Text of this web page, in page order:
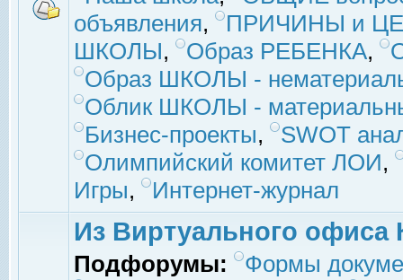
объявления,
ПРИЧИНЫ и
ШКОЛЫ, Образ РЕБЕНКА,
Образ ШКОЛЫ -
Облик ШКОЛЫ -
Бизнес-проекты,
SWOT
Олимпийский комитет ЛОИ,
Игры, Интернет-журнал
Из Виртуального офиса
Подфорумы:
Формы